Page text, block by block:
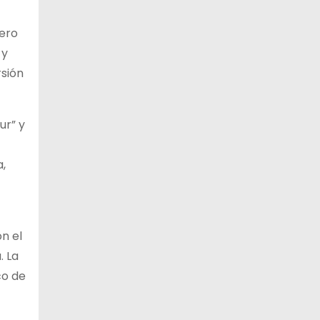
y
el
La
de